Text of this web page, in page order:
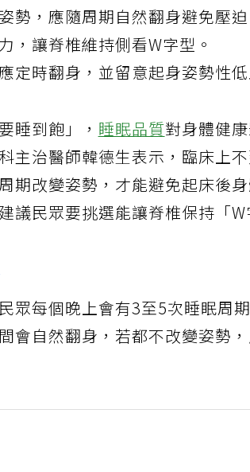
勢，應隨周期自然翻身避免壓迫
，讓脊椎維持側看W字型。
定時翻身，並留意起身姿勢性低
睡到飽」，睡眠品質對身體健
主治醫師韓德生表示，臨床上
期改變姿勢，才能避免起床後
議民眾要挑選能讓脊椎保持「W
眾每個晚上會有3至5次睡眠周
會自然翻身，若都不改變姿勢